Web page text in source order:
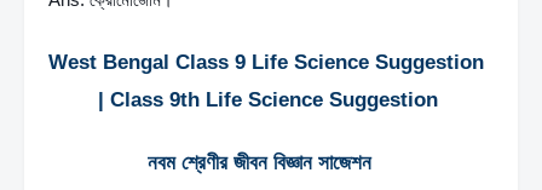
West Bengal Class 9 Life Science Suggestion
| Class 9th Life Science Suggestion
নবম শ্রেণীর জীবন বিজ্ঞান সাজেশন